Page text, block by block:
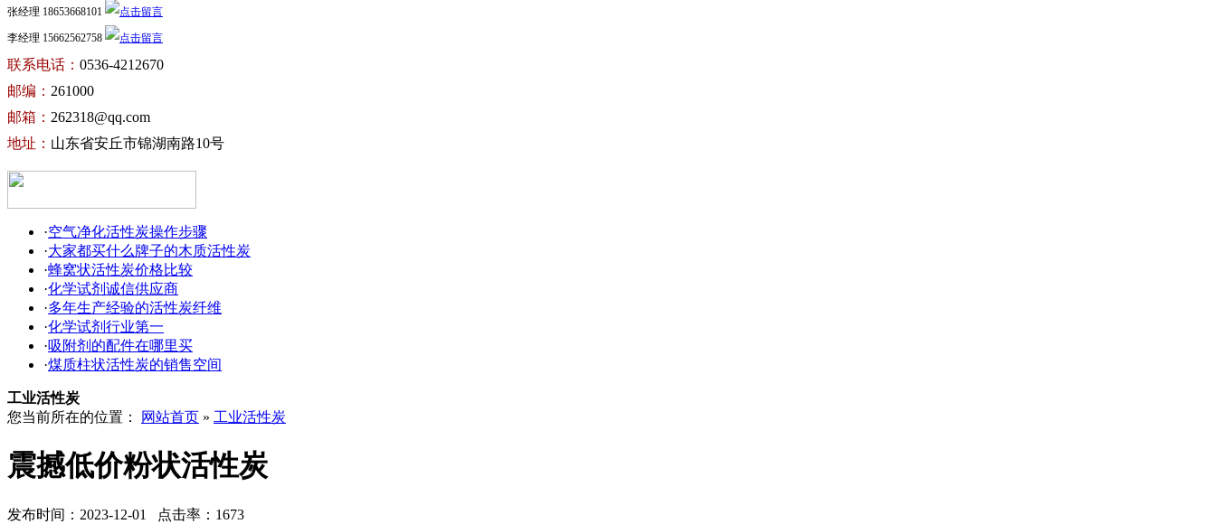
张经理 18653668101
李经理 15662562758
联系电话： 0536-4212670
邮编： 261000
邮箱： 262318@qq.com
地址： 山东省安丘市锦湖南路10号
·空气净化活性炭操作步骤
·大家都买什么牌子的木质活性炭
·蜂窝状活性炭价格比较
·化学试剂诚信供应商
·多年生产经验的活性炭纤维
·化学试剂行业第一
·吸附剂的配件在哪里买
·煤质柱状活性炭的销售空间
工业活性炭
您当前所在的位置：
网站首页 » 工业活性炭
震撼低价粉状活性炭
发布时间：2023-12-01 点击率：1673